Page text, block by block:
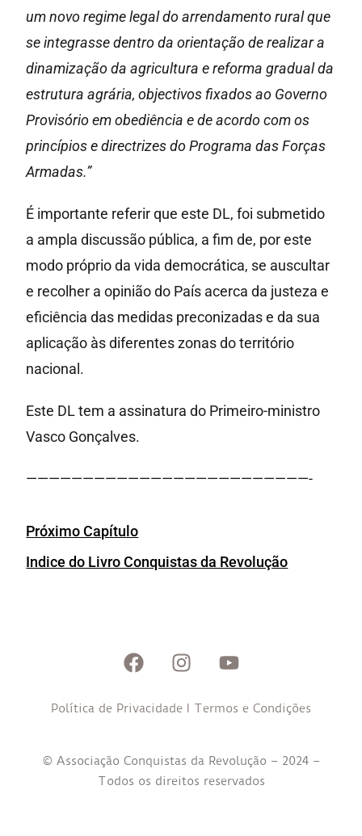
um novo regime legal do arrendamento rural que
se integrasse dentro da orientação de realizar a
dinamização da agricultura e reforma gradual da
estrutura agrária, objectivos fixados ao Governo
Provisório em obediência e de acordo com os
princípios e directrizes do Programa das Forças
Armadas.”
É importante referir que este DL, foi submetido
a ampla discussão pública, a fim de, por este
modo próprio da vida democrática, se auscultar
e recolher a opinião do País acerca da justeza e
eficiência das medidas preconizadas e da sua
aplicação às diferentes zonas do território
nacional.
Este DL tem a assinatura do Primeiro-ministro
Vasco Gonçalves.
—————————————————————————-
Próximo Capítulo
Indice do Livro Conquistas da Revolução
Política de Privacidade I Termos e Condições
© Associação Conquistas da Revolução – 2024 –
Todos os direitos reservados